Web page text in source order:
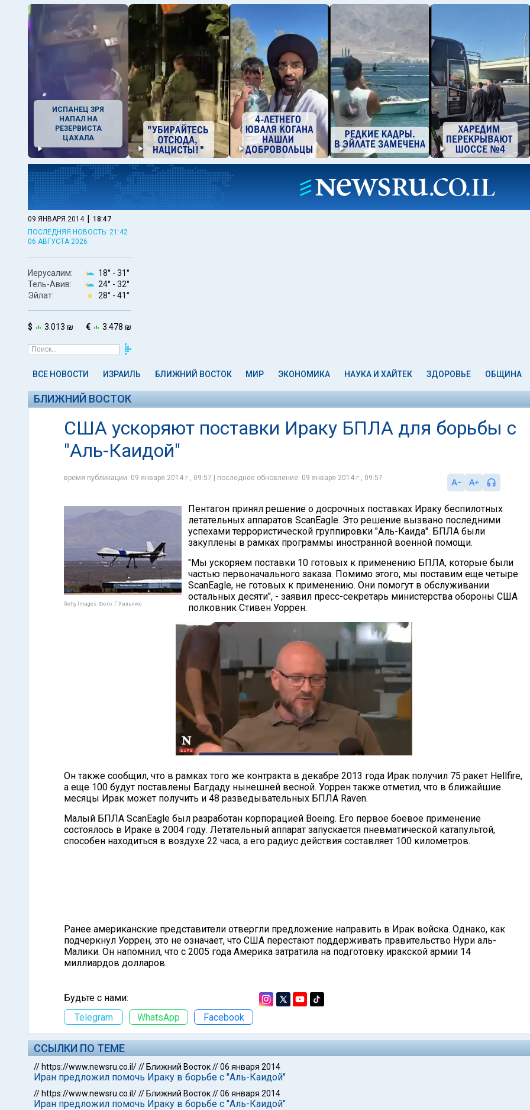
ИСПАНЕЦ ЗРЯ
НАПАЛ НА
РЕЗЕРВИСТА
ЦАХАЛА
09 ЯНВАРЯ 2014 | 18:47
ПОСЛЕДНЯЯ НОВОСТЬ: 21:42
06 АВГУСТА 2026
Иерусалим: 18° - 31°
Тель-Авив:
24° - 32°
Эйлат:
28° - 41°
$ 3.013 ₪ € 3.478 ₪
ВСЕ НОВОСТИ ИЗРАИЛЬ БЛИЖНИЙ ВОСТОК МИР ЭКОНОМИКА НАУКА И ХАЙТЕК ЗДОРОВЬЕ ОБЩИНА
БЛИЖНИЙ ВОСТОК
США ускоряют поставки Ираку БПЛА для борьбы с
"Аль-Каидой"
время публикации: 09 января 2014 г., 09:57 | последнее обновление: 09 января 2014 г., 09:57
Getty Images. Фото: Г.Уильямс
Пентагон принял решение о досрочных поставках Ираку беспилотных
летательных аппаратов ScanEagle. Это решение вызвано последними
успехами террористической группировки "Аль-Каида". БПЛА были
закуплены в рамках программы иностранной военной помощи.
"Мы ускоряем поставки 10 готовых к применению БПЛА, которые были
частью первоначального заказа. Помимо этого, мы поставим еще четыре
ScanEagle, не готовых к применению. Они помогут в обслуживании
остальных десяти", - заявил пресс-секретарь министерства обороны США
полковник Стивен Уоррен.
Он также сообщил, что в рамках того же контракта в декабре 2013 года Ирак получил 75 ракет Hellfire,
а еще 100 будут поставлены Багдаду нынешней весной. Уоррен также отметил, что в ближайшие
месяцы Ирак может получить и 48 разведывательных БПЛА Raven.
Малый БПЛА ScanEagle был разработан корпорацией Boeing. Его первое боевое применение
состоялось в Ираке в 2004 году. Летательный аппарат запускается пневматической катапультой,
способен находиться в воздухе 22 часа, а его радиус действия составляет 100 километров.
Ранее американские представители отвергли предложение направить в Ирак войска. Однако, как
подчеркнул Уоррен, это не означает, что США перестают поддерживать правительство Нури аль-
Малики. Он напомнил, что с 2005 года Америка затратила на подготовку иракской армии 14
миллиардов долларов.
Будьте с нами:
Telegram
WhatsApp Facebook
ССЫЛКИ ПО ТЕМЕ
// https://www.newsru.co.il/// Ближний Восток//06 января 2014
Иран предложил помочь Ираку в борьбе с "Аль-Каидой"
// https://www.newsru.co.il/// Ближний Восток//06 января 2014
Иран предложил помочь Ираку в борьбе с "Аль-Каидой"